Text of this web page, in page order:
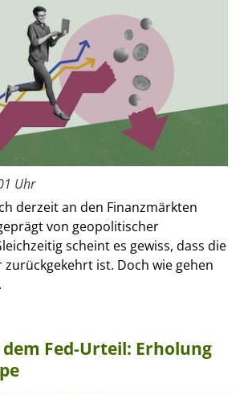
Uhr
derzeit an den Finanzmärkten
von geopolitischer
scheint es gewiss, dass die
ist. Doch wie gehen
Fed-Urteil: Erholung